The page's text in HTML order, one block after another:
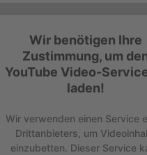
Wir benötigen Ihre
Zustimmung, um
YouTube Video-
laden!
Wir verwenden einen Service
Drittanbieters, um
einzubetten. Dieser Service